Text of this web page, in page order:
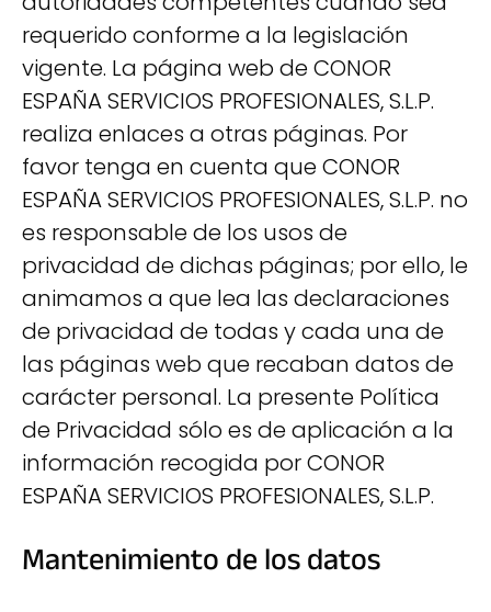
requerido conforme a la legislación
vigente. La página web de CONOR
ESPAÑA SERVICIOS PROFESIONALES, S.L.P.
realiza enlaces a otras páginas. Por
favor tenga en cuenta que CONOR
ESPAÑA SERVICIOS PROFESIONALES, S.L.P. no
es responsable de los usos de
privacidad de dichas páginas; por ello, le
animamos a que lea las declaraciones
de privacidad de todas y cada una de
las páginas web que recaban datos de
carácter personal. La presente Política
de Privacidad sólo es de aplicación a la
información recogida por CONOR
ESPAÑA SERVICIOS PROFESIONALES, S.L.P.
Mantenimiento de los datos